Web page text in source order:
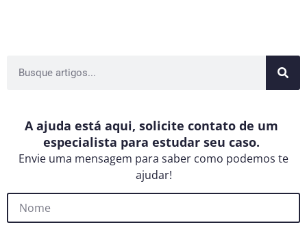
A ajuda está aqui, solicite contato de um
especialista para estudar seu caso.
Envie uma mensagem para saber como podemos te
ajudar!